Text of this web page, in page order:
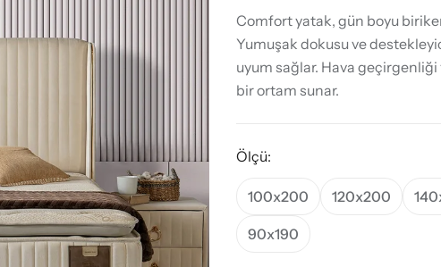
Comfort yatak, gün boyu
Yumuşak dokusu ve
uyum sağlar. Hava geçirgenliği
bir ortam sunar.
Ölçü:
100x200 120x200
90x190